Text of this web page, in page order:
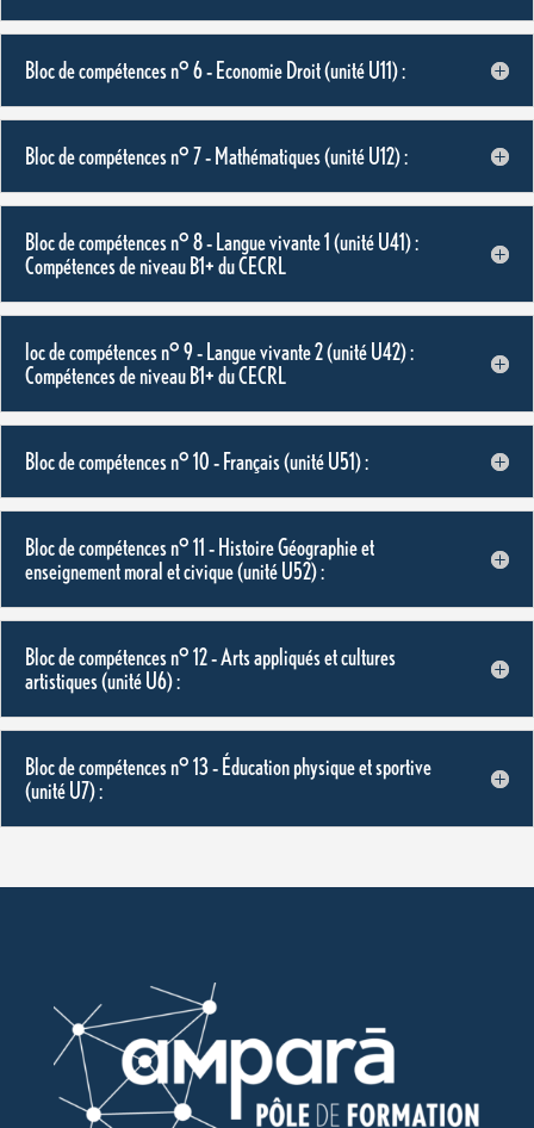
Bloc de compétences n° 6 – Economie Droit (unité U11) :
Bloc de compétences n° 7 – Mathématiques (unité U12) :
Bloc de compétences n° 8 – Langue vivante 1 (unité U41) :
Compétences de niveau B1+ du CECRL
loc de compétences n° 9 – Langue vivante 2 (unité U42) :
Compétences de niveau B1+ du CECRL
Bloc de compétences n° 10 – Français (unité U51) :
Bloc de compétences n° 11 – Histoire Géographie et
enseignement moral et civique (unité U52) :
Bloc de compétences n° 12 – Arts appliqués et cultures
artistiques (unité U6) :
Bloc de compétences n° 13 – Éducation physique et sportive
(unité U7) :